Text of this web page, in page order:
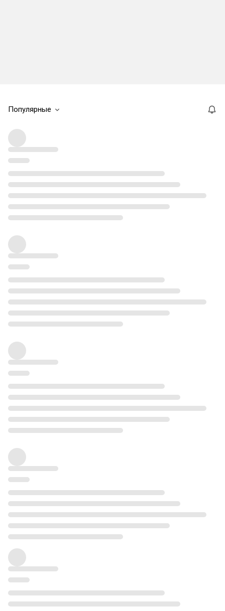
Популярные